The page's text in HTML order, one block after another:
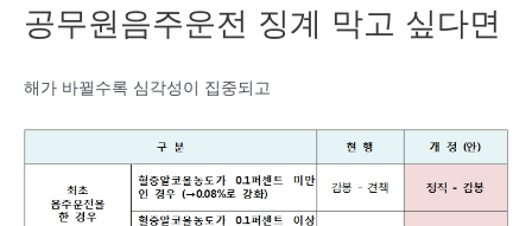
공무원음주운전 징계 막고 싶다면
해가 바뀔수록 심각성이 집중되고